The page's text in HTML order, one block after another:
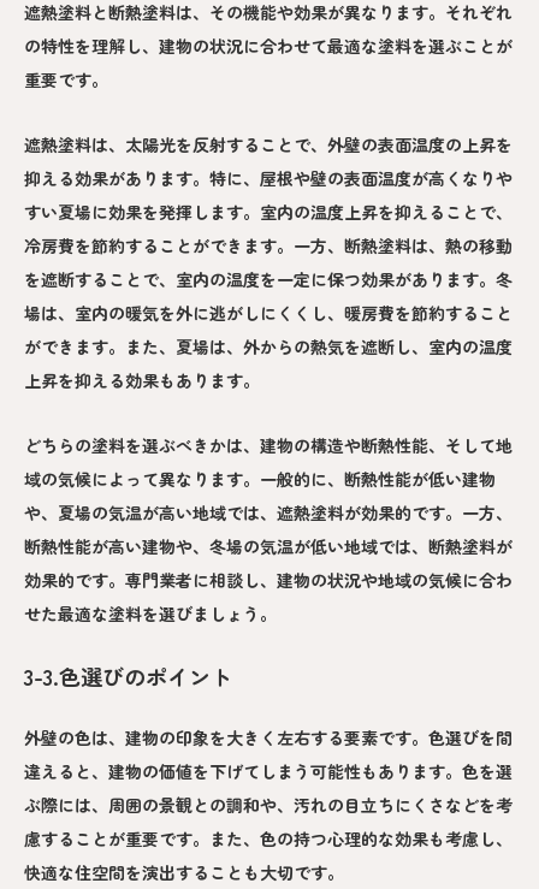
遮熱塗料と断熱塗料は、その機能や効果が異なります。それぞれ
の特性を理解し、建物の状況に合わせて最適な塗料を選ぶことが
重要です。
遮熱塗料は、太陽光を反射することで、外壁の表面温度の上昇を
抑える効果があります。特に、屋根や壁の表面温度が高くなりや
すい夏場に効果を発揮します。室内の温度上昇を抑えることで、
冷房費を節約することができます。一方、断熱塗料は、熱の移動
を遮断することで、室内の温度を一定に保つ効果があります。冬
場は、室内の暖気を外に逃がしにくくし、暖房費を節約すること
ができます。また、夏場は、外からの熱気を遮断し、室内の温度
上昇を抑える効果もあります。
どちらの塗料を選ぶべきかは、建物の構造や断熱性能、そして地
域の気候によって異なります。一般的に、断熱性能が低い建物
や、夏場の気温が高い地域では、遮熱塗料が効果的です。一方、
断熱性能が高い建物や、冬場の気温が低い地域では、断熱塗料が
効果的です。専門業者に相談し、建物の状況や地域の気候に合わ
せた最適な塗料を選びましょう。
3-3.色選びのポイント
外壁の色は、建物の印象を大きく左右する要素です。色選びを間
違えると、建物の価値を下げてしまう可能性もあります。色を選
ぶ際には、周囲の景観との調和や、汚れの目立ちにくさなどを考
慮することが重要です。また、色の持つ心理的な効果も考慮し、
快適な住空間を演出することも大切です。